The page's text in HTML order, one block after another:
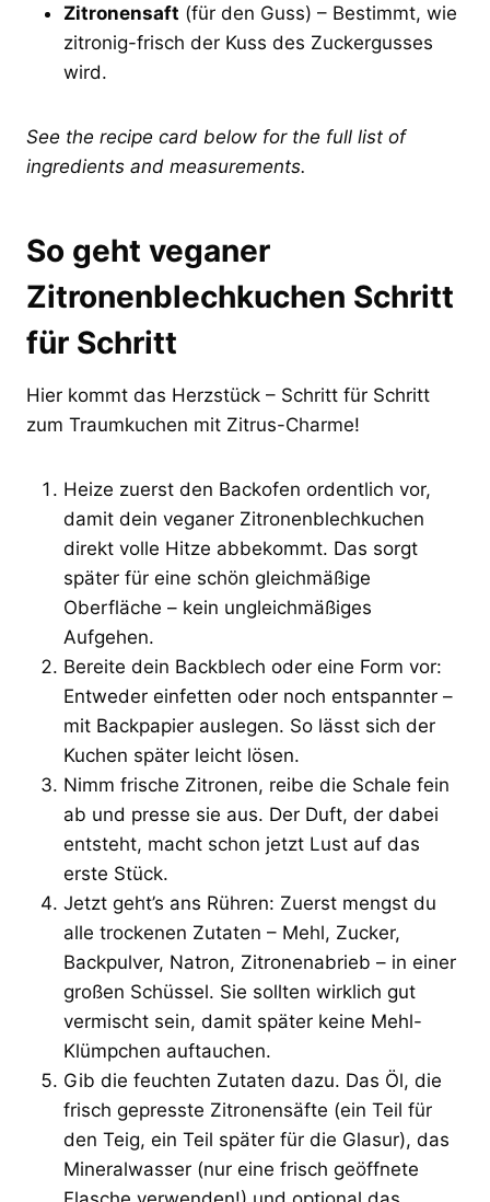
Zitronensaft (für den Guss) – Bestimmt, wie
zitronig-frisch der Kuss des Zuckergusses
wird.
See the recipe card below for the full list of
ingredients and measurements.
So geht veganer
Zitronenblechkuchen Schritt
für Schritt
Hier kommt das Herzstück – Schritt für Schritt
zum Traumkuchen mit Zitrus-Charme!
Heize zuerst den Backofen ordentlich vor,
damit dein veganer Zitronenblechkuchen
direkt volle Hitze abbekommt. Das sorgt
später für eine schön gleichmäßige
Oberfläche – kein ungleichmäßiges
Aufgehen.
Bereite dein Backblech oder eine Form vor:
Entweder einfetten oder noch entspannter –
mit Backpapier auslegen. So lässt sich der
Kuchen später leicht lösen.
Nimm frische Zitronen, reibe die Schale fein
ab und presse sie aus. Der Duft, der dabei
entsteht, macht schon jetzt Lust auf das
erste Stück.
Jetzt geht’s ans Rühren: Zuerst mengst du
alle trockenen Zutaten – Mehl, Zucker,
Backpulver, Natron, Zitronenabrieb – in einer
großen Schüssel. Sie sollten wirklich gut
vermischt sein, damit später keine Mehl-
Klümpchen auftauchen.
Gib die feuchten Zutaten dazu. Das Öl, die
frisch gepresste Zitronensäfte (ein Teil für
den Teig, ein Teil später für die Glasur), das
Mineralwasser (nur eine frisch geöffnete